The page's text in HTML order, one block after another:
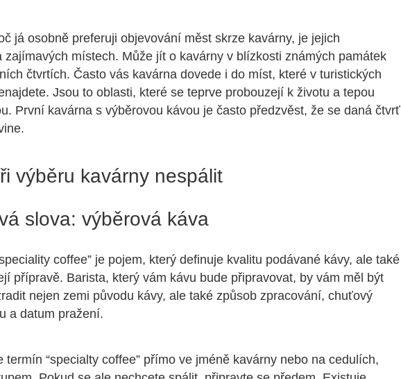
já osobně preferuji objevování měst skrze kavárny, je jejich
zajímavých místech. Může jít o kavárny v blízkosti známých památek
čtvrtích. Často vás kavárna dovede i do míst, které v turistických
Jsou to oblasti, které se teprve probouzejí k životu a tepou
První kavárna s výběrovou kávou je často předzvěst, že se daná čtvrť
výběru kavárny nespálit
slova: výběrová káva
coffee” je pojem, který definuje kvalitu podávané kávy, ale také
přípravě. Barista, který vám kávu bude připravovat, by vám měl být
nejen zemi původu kávy, ale také způsob zpracování, chuťový
a datum pražení.
termín “specialty coffee” přímo ve jméně kavárny nebo na cedulích,